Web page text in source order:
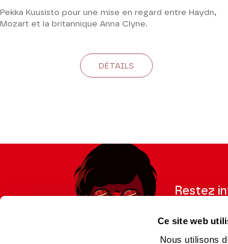
Ce site web
Nous utilisons
Pekka Kuusisto pour une mise en regard entre Haydn,
Mozart et la britannique Anna Clyne.
DÉTAILS
Restez
recevoir les